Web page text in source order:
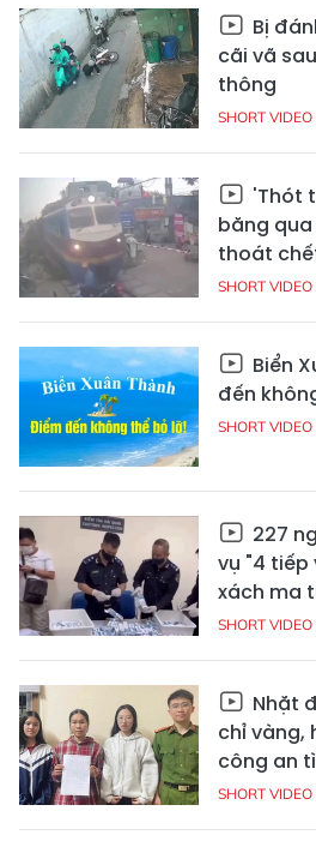
Bị
cãi vã
thông
SHORT VIDEO
'Thót
băng
thoát
SHORT VIDEO
Biển
đến
SHORT VIDEO
227
vụ "4 tiếp
xách ma
SHORT VIDEO
Nhặt
chỉ vàng,
công an
SHORT VIDEO